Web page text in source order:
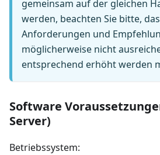
gemeinsam auf der gleichen
werden, beachten Sie bitte,
Anforderungen und
möglicherweise nicht
entsprechend erhöht werden
Software
Server)
Betriebssystem: